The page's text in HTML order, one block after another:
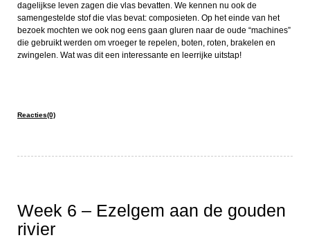
dagelijkse leven zagen die vlas bevatten. We kennen nu ook de
samengestelde stof die vlas bevat: composieten. Op het einde van het
bezoek mochten we ook nog eens gaan gluren naar de oude “machines”
die gebruikt werden om vroeger te repelen, boten, roten, brakelen en
zwingelen. Wat was dit een interessante en leerrijke uitstap!
Reacties(0)
Week 6 – Ezelgem aan de gouden
rivier